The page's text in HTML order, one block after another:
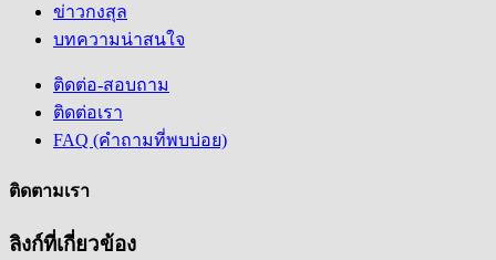
ข่าวกงสุล
บทความน่าสนใจ
ติดต่อ-สอบถาม
ติดต่อเรา
FAQ (คำถามที่พบบ่อย)
ติดตามเรา
ลิงก์ที่เกี่ยวข้อง